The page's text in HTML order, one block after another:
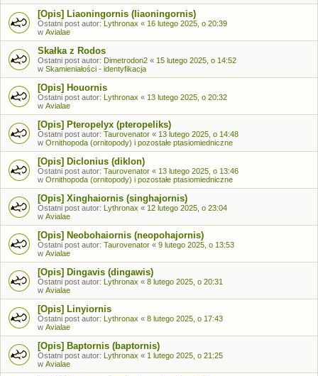
[Opis] Liaoningornis (liaoningornis)
Ostatni post autor: Lythronax « 16 lutego 2025, o 20:39
w Avialae
Skałka z Rodos
Ostatni post autor: Dimetrodon2 « 15 lutego 2025, o 14:52
w Skamieniałości - identyfikacja
[Opis] Houornis
Ostatni post autor: Lythronax « 13 lutego 2025, o 20:32
w Avialae
[Opis] Pteropelyx (pteropeliks)
Ostatni post autor: Taurovenator « 13 lutego 2025, o 14:48
w Ornithopoda (ornitopody) i pozostałe ptasiomiedniczne
[Opis] Diclonius (diklon)
Ostatni post autor: Taurovenator « 13 lutego 2025, o 13:46
w Ornithopoda (ornitopody) i pozostałe ptasiomiedniczne
[Opis] Xinghaiornis (singhajornis)
Ostatni post autor: Lythronax « 12 lutego 2025, o 23:04
w Avialae
[Opis] Neobohaiornis (neopohajornis)
Ostatni post autor: Taurovenator « 9 lutego 2025, o 13:53
w Avialae
[Opis] Dingavis (dingawis)
Ostatni post autor: Lythronax « 8 lutego 2025, o 20:31
w Avialae
[Opis] Linyiornis
Ostatni post autor: Lythronax « 8 lutego 2025, o 17:43
w Avialae
[Opis] Baptornis (baptornis)
Ostatni post autor: Lythronax « 1 lutego 2025, o 21:25
w Avialae